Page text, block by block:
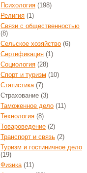
Психология (198)
Религия (1)
Связи с общественностью
(8)
Сельское хозяйство (6)
Сертификация (1)
Социология (28)
Спорт и туризм (10)
Статистика(7)
Страхование (3)
Таможенное дело (11)
Технология (8)
Товароведение (2)
Транспорт и связь (2)
Туризм и гостиничное дело
(19)
Физика(11)